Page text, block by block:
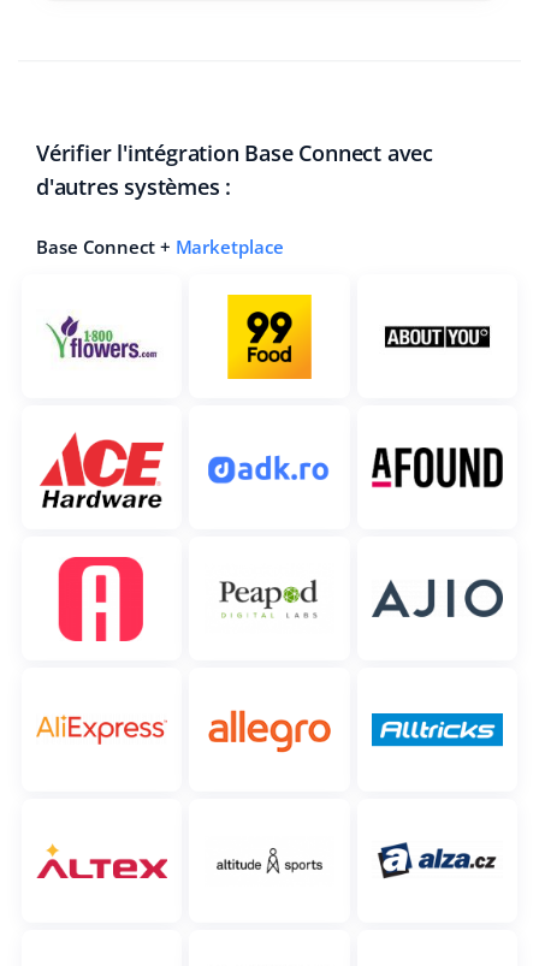
Vérifier l'intégration Base Connect avec
d'autres systèmes :
Base Connect + Marketplace